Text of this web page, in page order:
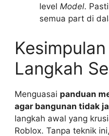
level Model.
semua part di
Langkah
Menguasai panduan
agar bangunan tidak
langkah awal yang
Roblox. Tanpa teknik